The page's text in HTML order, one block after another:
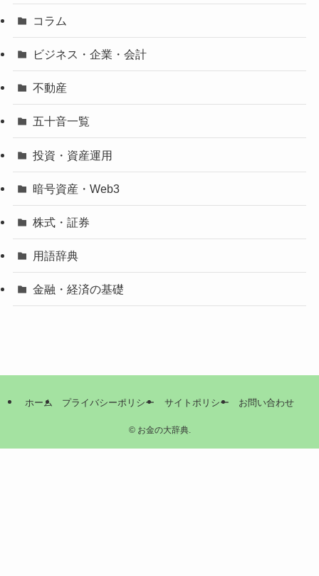
コラム
ビジネス・企業・会計
不動産
五十音一覧
投資・資産運用
暗号資産・Web3
株式・証券
用語辞典
金融・経済の基礎
ホーム プライバシーポリシー サイトポリシー お問い合わせ
©お金の大辞典.